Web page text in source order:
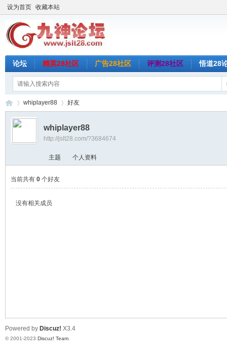
设为首页 收藏本站
论坛 精英28社区 广告28社区 评测28社区 悟道28
›
whiplayer88 好友
whiplayer88
http://jslt28.com/?3684674
主题 个人资料
当前共有 0 个好友
没有相关成员
Powered by Discuz! X3.4
© 2001-2023 Discuz! Team